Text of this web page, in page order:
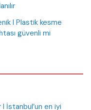
I Plastik kesme
güvenli mi
İstanbul’un en iyi